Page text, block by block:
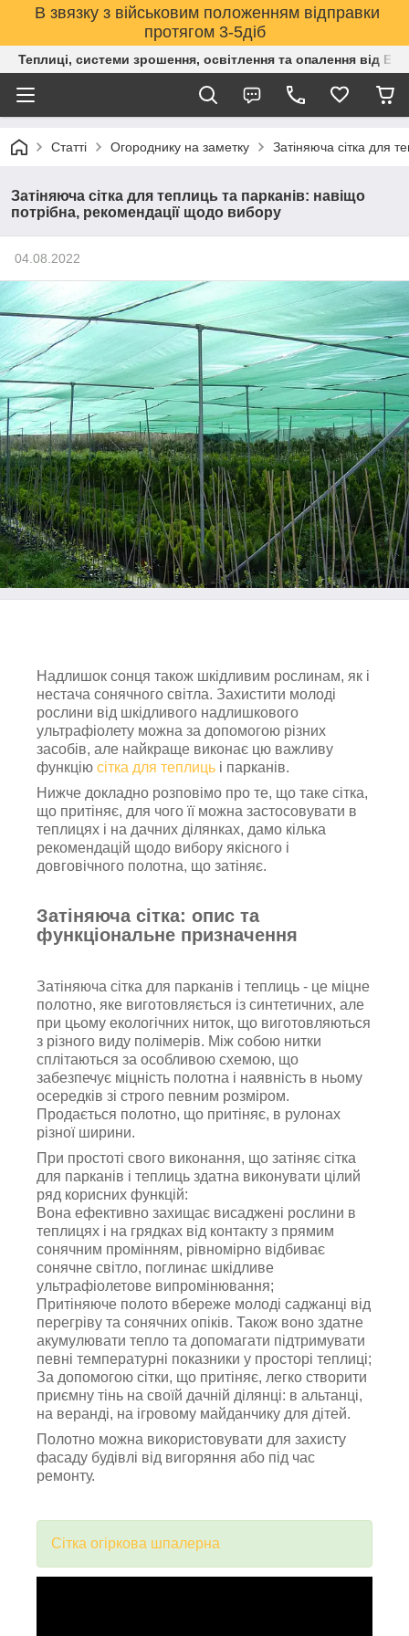
В звязку з військовим положенням відправки
протягом 3-5діб
Теплиці, системи зрошення, освітлення та опалення від
Статті Огороднику на заметку Затіняюча сітка для
Затіняюча сітка для теплиць та парканів: навіщо
потрібна, рекомендації щодо вибору
04.08.2022
Надлишок сонця також шкідливим рослинам, як і
нестача сонячного світла. Захистити молоді
рослини від шкідливого надлишкового
ультрафіолету можна за допомогою різних
засобів, але найкраще виконає цю важливу
функцію сітка для теплиць і парканів.
Нижче докладно розповімо про те, що таке сітка,
що притіняє, для чого її можна застосовувати в
теплицях і на дачних ділянках, дамо кілька
рекомендацій щодо вибору якісного і
довговічного полотна, що затіняє.
Затіняюча сітка: опис та
функціональне призначення
Затіняюча сітка для парканів і теплиць - це міцне
полотно, яке виготовляється із синтетичних, але
при цьому екологічних ниток, що виготовляються
з різного виду полімерів. Між собою нитки
сплітаються за особливою схемою, що
забезпечує міцність полотна і наявність в ньому
осередків зі строго певним розміром.
Продається полотно, що притіняє, в рулонах
різної ширини.
При простоті свого виконання, що затіняє сітка
для парканів і теплиць здатна виконувати цілий
ряд корисних функцій:
Вона ефективно захищає висаджені рослини в
теплицях і на грядках від контакту з прямим
сонячним промінням, рівномірно відбиває
сонячне світло, поглинає шкідливе
ультрафіолетове випромінювання;
Притіняюче полото вбереже молоді саджанці від
перегріву та сонячних опіків. Також воно здатне
акумулювати тепло та допомагати підтримувати
певні температурні показники у просторі теплиці;
За допомогою сітки, що притіняє, легко створити
приємну тінь на своїй дачній ділянці: в альтанці,
на веранді, на ігровому майданчику для дітей.
Полотно можна використовувати для захисту
фасаду будівлі від вигоряння або під час
ремонту.
Сітка огіркова шпалерна